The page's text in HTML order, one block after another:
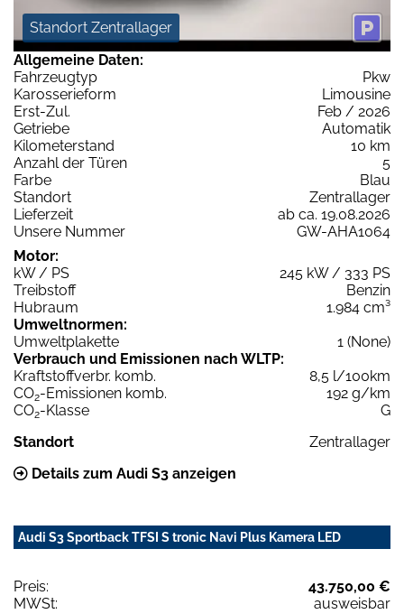
Standort Zentrallager
Allgemeine Daten:
Fahrzeugtyp
Pkw
Karosserieform
Limousine
Erst-Zul.
Feb / 2026
Getriebe
Automatik
Kilometerstand
10 km
Anzahl der Türen
5
Farbe
Blau
Standort
Zentrallager
Lieferzeit
ab ca. 19.08.2026
Unsere Nummer
GW-AHA1064
Motor:
kW / PS
245 kW / 333 PS
Treibstoff
Benzin
Hubraum
1.984 cm³
Umweltnormen:
Umweltplakette
1 (None)
Verbrauch und Emissionen nach WLTP:
Kraftstoffverbr. komb.
8,5 l/100km
CO2-Emissionen komb.
192 g/km
CO2-Klasse
G
Standort
Zentrallager
Details zum Audi S3 anzeigen
Audi S3 Sportback TFSI S tronic Navi Plus Kamera LED
Preis:
43.750,00 €
MWSt:
ausweisbar